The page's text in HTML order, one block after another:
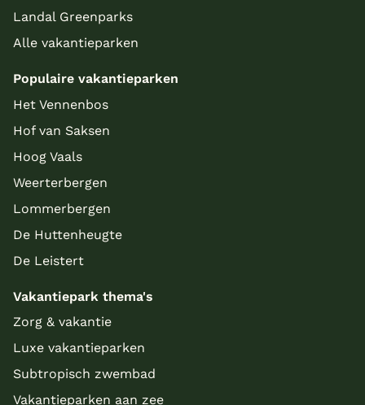
Landal Greenparks
Alle vakantieparken
Populaire vakantieparken
Het Vennenbos
Hof van Saksen
Hoog Vaals
Weerterbergen
Lommerbergen
De Huttenheugte
De Leistert
Vakantiepark thema's
Zorg & vakantie
Luxe vakantieparken
Subtropisch zwembad
Vakantieparken aan zee